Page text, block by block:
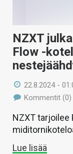
NZXT
Flow -
22.8.2024 -
Kommentit (0)
NZXT tarjoilee
Lue lisää